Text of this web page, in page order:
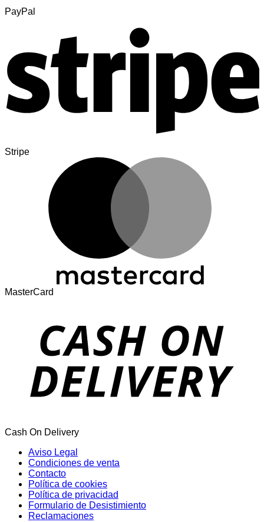
PayPal
Stripe
MasterCard
Cash On Delivery
Aviso Legal
Condiciones de venta
Contacto
Política de cookies
Política de privacidad
Formulario de Desistimiento
Reclamaciones